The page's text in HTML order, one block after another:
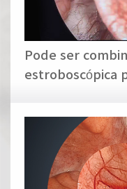
Pode ser
estroboscópica